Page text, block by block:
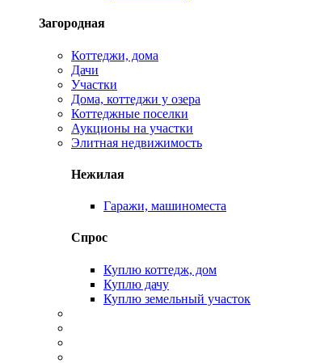
Загородная
Коттеджи, дома
Дачи
Участки
Дома, коттеджи у озера
Коттеджные поселки
Аукционы на участки
Элитная недвижимость
Нежилая
Гаражи, машиноместа
Спрос
Куплю коттедж, дом
Куплю дачу
Куплю земельный участок